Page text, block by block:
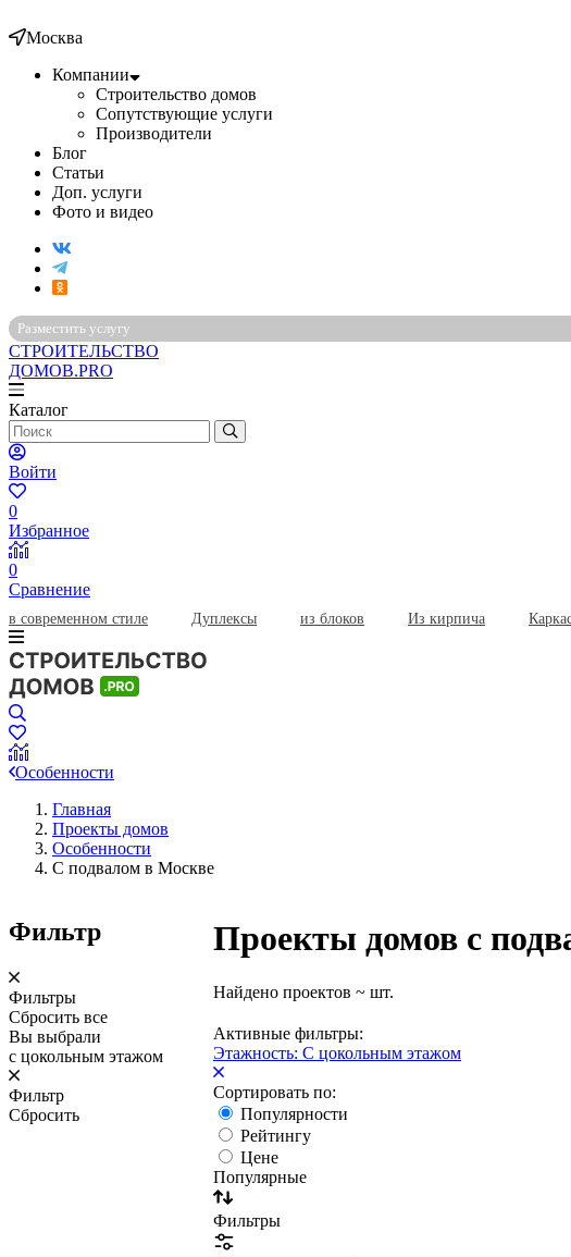
Москва
Компании
Строительство домов
Сопутствующие услуги
Производители
Блог
Статьи
Доп. услуги
Фото и видео
Разместить услугу
СТРОИТЕЛЬСТВО
ДОМОВ.PRO
Каталог
Войти
0
Избранное
0
Сравнение
в современном стиле Дуплексы из блоков Из кирпича
Особенности
Главная
Проекты домов
Особенности
С подвалом в Москве
Фильтр
Фильтры
Сбросить все
Вы выбрали
с цокольным этажом
Фильтр
Сбросить
Проекты домов с
Найдено проектов ~ шт.
Активные фильтры:
Этажность: С цокольным этажом
Сортировать по:
Популярности
Рейтингу
Цене
Популярные
Фильтры